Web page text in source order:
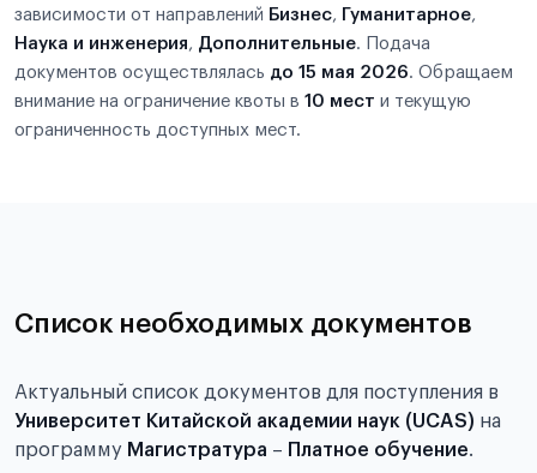
зависимости от направлений Бизнес, Гуманитарное,
Наука и инженерия, Дополнительные. Подача
документов осуществлялась до 15 мая 2026. Обращаем
внимание на ограничение квоты в 10 мест и текущую
ограниченность доступных мест.
Список необходимых документов
Актуальный список документов для поступления в
Университет Китайской академии наук (UCAS) на
программу Магистратура – Платное обучение.